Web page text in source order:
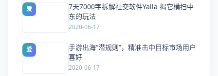
爱
7天7000字拆解社交软件Yalla 揭它横扫中
东的玩法
2020-06-17
爱
手游出海“潜规则”，精准击中目标市场用户
喜好
2020-06-17